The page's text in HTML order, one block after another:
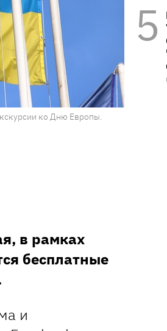
ко Дню Европы.
в рамках
бесплатные
и